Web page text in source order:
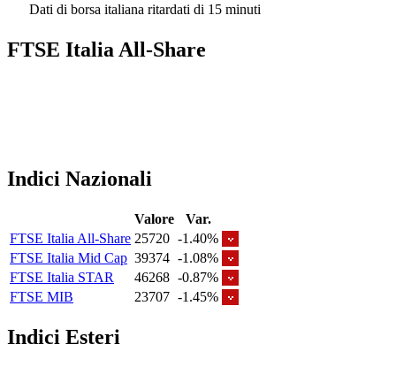
Dati di borsa italiana ritardati di 15 minuti
FTSE Italia All-Share
Indici Nazionali
Valore
Var.
FTSE Italia All-Share 25720 -1.40%
FTSE Italia Mid Cap 39374 -1.08%
FTSE Italia STAR
46268 -0.87%
FTSE MIB
23707 -1.45%
Indici Esteri